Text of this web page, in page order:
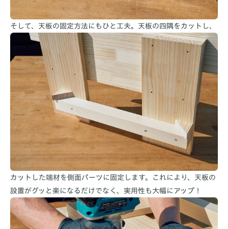
そして、天板の固定方法にもひと工夫。天板の四隅をカットし、
カットした端材を側面パーツに固定します。これにより、天板の
設置がグッと楽になるだけでなく、実用性も大幅にアップ！